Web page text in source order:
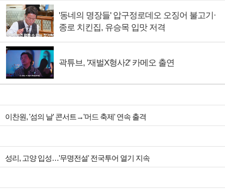
'동네의 명장들' 압구정로데오 오징어 불고기·
종로 치킨집, 유승목 입맛 저격
곽튜브, '재벌X형사2' 카메오 출연
이찬원, '섬의 날' 콘서트→'머드 축제' 연속 출격
성리, 고양 입성…'무명전설' 전국투어 열기 지속